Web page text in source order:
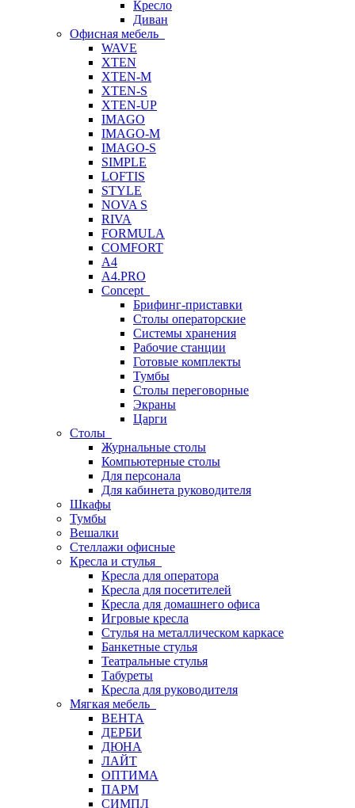
Кресло
Диван
Офисная мебель
WAVE
XTEN
XTEN-M
XTEN-S
XTEN-UP
IMAGO
IMAGO-M
IMAGO-S
SIMPLE
LOFTIS
STYLE
NOVA S
RIVA
FORMULA
COMFORT
A4
A4.PRO
Concept
Брифинг-приставки
Столы операторские
Системы хранения
Рабочие станции
Готовые комплекты
Тумбы
Столы переговорные
Экраны
Царги
Столы
Журнальные столы
Компьютерные столы
Для персонала
Для кабинета руководителя
Шкафы
Тумбы
Вешалки
Стеллажи офисные
Кресла и стулья
Кресла для оператора
Кресла для посетителей
Кресла для домашнего офиса
Игровые кресла
Стулья на металлическом каркасе
Банкетные стулья
Театральные стулья
Табуреты
Кресла для руководителя
Мягкая мебель
ВЕНТА
ДЕРБИ
ДЮНА
ЛАЙТ
ОПТИМА
ПАРМ
СИМПЛ